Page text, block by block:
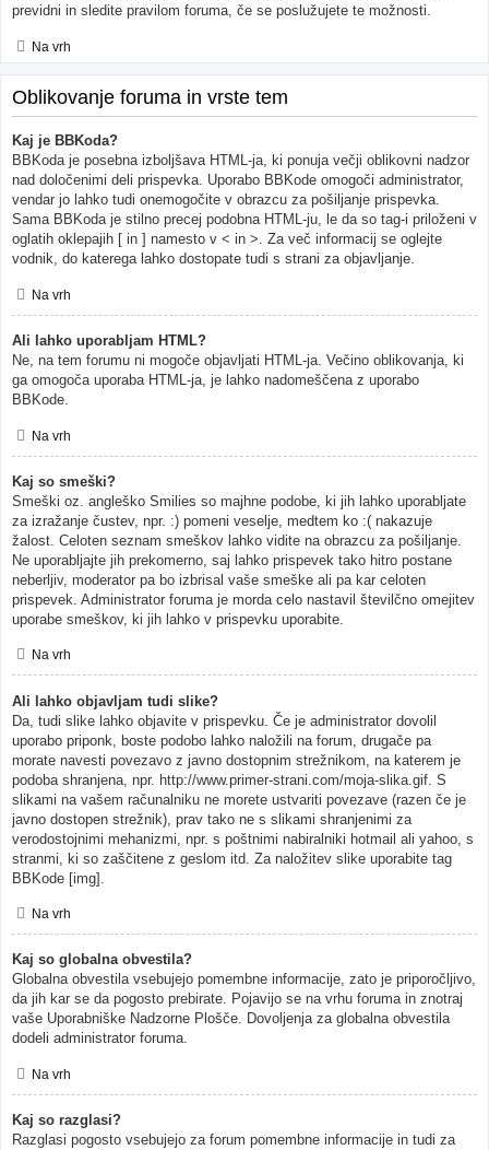
previdni in sledite pravilom foruma, če se poslužujete te možnosti.
Na vrh
Oblikovanje foruma in vrste tem
Kaj je BBKoda?
BBKoda je posebna izboljšava HTML-ja, ki ponuja večji oblikovni nadzor
nad določenimi deli prispevka. Uporabo BBKode omogoči administrator,
vendar jo lahko tudi onemogočite v obrazcu za pošiljanje prispevka.
Sama BBKoda je stilno precej podobna HTML-ju, le da so tag-i priloženi v
oglatih oklepajih [ in ] namesto v < in >. Za več informacij se oglejte
vodnik, do katerega lahko dostopate tudi s strani za objavljanje.
Na vrh
Ali lahko uporabljam HTML?
Ne, na tem forumu ni mogoče objavljati HTML-ja. Večino oblikovanja, ki
ga omogoča uporaba HTML-ja, je lahko nadomeščena z uporabo
BBKode.
Na vrh
Kaj so smeški?
Smeški oz. angleško Smilies so majhne podobe, ki jih lahko uporabljate
za izražanje čustev, npr. :) pomeni veselje, medtem ko :( nakazuje
žalost. Celoten seznam smeškov lahko vidite na obrazcu za pošiljanje.
Ne uporabljajte jih prekomerno, saj lahko prispevek tako hitro postane
neberljiv, moderator pa bo izbrisal vaše smeške ali pa kar celoten
prispevek. Administrator foruma je morda celo nastavil številčno omejitev
uporabe smeškov, ki jih lahko v prispevku uporabite.
Na vrh
Ali lahko objavljam tudi slike?
Da, tudi slike lahko objavite v prispevku. Če je administrator dovolil
uporabo priponk, boste podobo lahko naložili na forum, drugače pa
morate navesti povezavo z javno dostopnim strežnikom, na katerem je
podoba shranjena, npr. http://www.primer-strani.com/moja-slika.gif. S
slikami na vašem računalniku ne morete ustvariti povezave (razen če je
javno dostopen strežnik), prav tako ne s slikami shranjenimi za
verodostojnimi mehanizmi, npr. s poštnimi nabiralniki hotmail ali yahoo, s
stranmi, ki so zaščitene z geslom itd. Za naložitev slike uporabite tag
BBKode [img].
Na vrh
Kaj so globalna obvestila?
Globalna obvestila vsebujejo pomembne informacije, zato je priporočljivo,
da jih kar se da pogosto prebirate. Pojavijo se na vrhu foruma in znotraj
vaše Uporabniške Nadzorne Plošče. Dovoljenja za globalna obvestila
dodeli administrator foruma.
Na vrh
Kaj so razglasi?
Razglasi pogosto vsebujejo za forum pomembne informacije in tudi za